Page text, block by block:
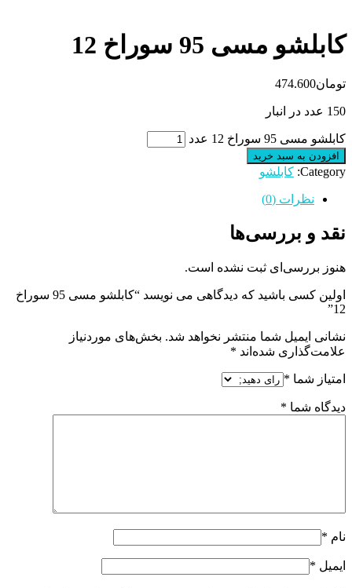
کابلشو مسی 95 سوراخ 12
تومان474.600
150 عدد در انبار
کابلشو مسی 95 سوراخ 12 عدد
افزودن به سبد خرید
Category: کابلشو
نظرات (0)
نقد و بررسی‌ها
هنوز بررسی‌ای ثبت نشده است.
اولین کسی باشید که دیدگاهی می نویسد “کابلشو مسی 95 سوراخ
12”
نشانی ایمیل شما منتشر نخواهد شد. بخش‌های موردنیاز
علامت‌گذاری شده‌اند *
امتیاز شما *
دیدگاه شما *
نام *
ایمیل *